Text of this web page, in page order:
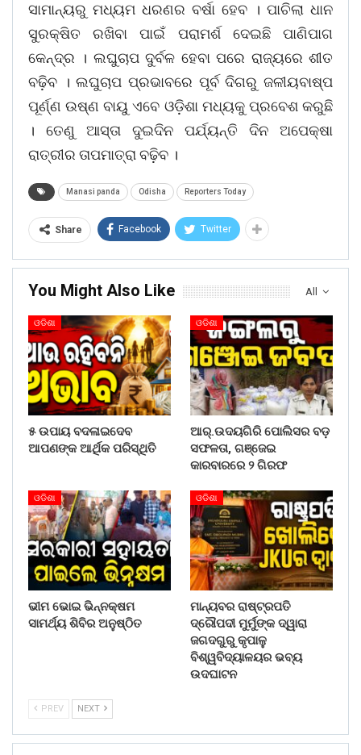
ସାମାନ୍ୟରୁ ମଧ୍ୟମ ଧରଣର ବର୍ଷା ହେବ । ପାଚିଲା ଧାନ
ସୁରକ୍ଷିତ ରଖିବା ପାଇଁ ପରାମର୍ଶ ଦେଇଛି ପାଣିପାଗ
କେନ୍ଦ୍ର । ଲଘୁଚାପ ଦୁର୍ବଳ ହେବା ପରେ ରାଜ୍ୟରେ ଶୀତ
ବଢ଼ିବ । ଲଘୁଚାପ ପ୍ରଭାବରେ ପୂର୍ବ ଦିଗରୁ ଜଳୀୟବାଷ୍ପ
ପୂର୍ଣ୍ଣ ଉଷ୍ଣ ବାୟୁ ଏବେ ଓଡ଼ିଶା ମଧ୍ୟକୁ ପ୍ରବେଶ କରୁଛି
। ତେଣୁ ଆସ୍ତା ଦୁଇଦିନ ପର୍ଯ୍ୟନ୍ତି ଦିନ ଅପେକ୍ଷା
ରାତ୍ରୀର ତାପମାତ୍ରା ବଢ଼ିବ ।
Manasi panda Odisha Reporters Today
Share Facebook Twitter
All
You Might Also Like
ଓଡିଶା
୫ ଉପାୟ ବଦଳାଇଦେବ
ଆପଣଙ୍କ ଆର୍ଥିକ ପରିସ୍ଥିତି
ଓଡିଶା
ଆର୍.ଉଦୟଗିରି ପୋଲିସର ବଡ଼
ସଫଳତା, ଗଞ୍ଜେଇ
କାରବାରରେ ୨ ଗିରଫ
ଓଡିଶା
ଭୀମ ଭୋଇ ଭିନ୍ନକ୍ଷମ
ସାମର୍ଥ୍ୟ ଶିବିର ଅନୁଷ୍ଠିତ
ଓଡିଶା
ମାନ୍ୟବର ରାଷ୍ଟ୍ରପତି
ଦ୍ରୌପଦୀ ମୁର୍ମୁଙ୍କ ଦ୍ୱାରା
ଜଗଦଗୁରୁ କୃପାଳୁ
ବିଶ୍ୱବିଦ୍ୟାଳୟର ଭବ୍ୟ
ଉଦଘାଟନ
PREV NEXT